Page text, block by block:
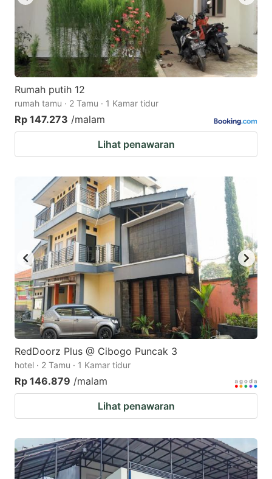
Rumah putih 12
rumah tamu · 2 Tamu · 1 Kamar tidur
Rp 147.273 /malam
Lihat penawaran
RedDoorz Plus @ Cibogo Puncak 3
hotel · 2 Tamu · 1 Kamar tidur
Rp 146.879 /malam
Lihat penawaran